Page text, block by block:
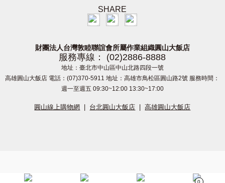
SHARE
財團法人台灣敦睦聯誼會所屬作業組織圓山大飯店
服務專線： (02)2886-8888
地址：臺北市中山區中山北路四段一號
高雄圓山大飯店 電話：(07)370-5911 地址：高雄市鳥松區圓山路2號 服務時間：
週一至週五 09:30~12:00 13:30~17:00
圓山線上購物網 台北圓山大飯店 高雄圓山大飯店
0